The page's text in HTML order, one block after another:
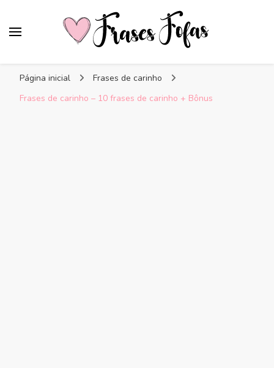
Página inicial
Frases de carinho
Frases de carinho – 10 frases de carinho + Bônus